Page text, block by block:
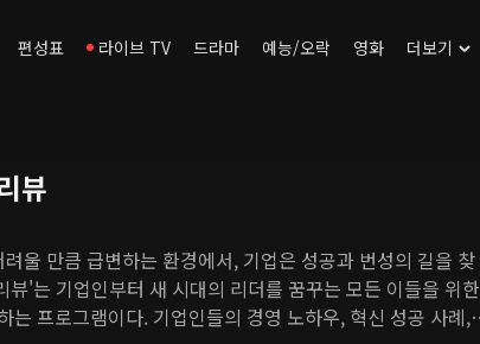
편성표 라이브 TV 드라마 예능/오락 영화 더보기
뷰
울 만큼 급변하는 환경에서, 기업은 성공과 번성의 길을 찾
뷰'는 기업인부터 새 시대의 리더를 꿈꾸는 모든 이들을 위한
는 프로그램이다. 기업인들의 경영 노하우, 혁신 성공 사례,